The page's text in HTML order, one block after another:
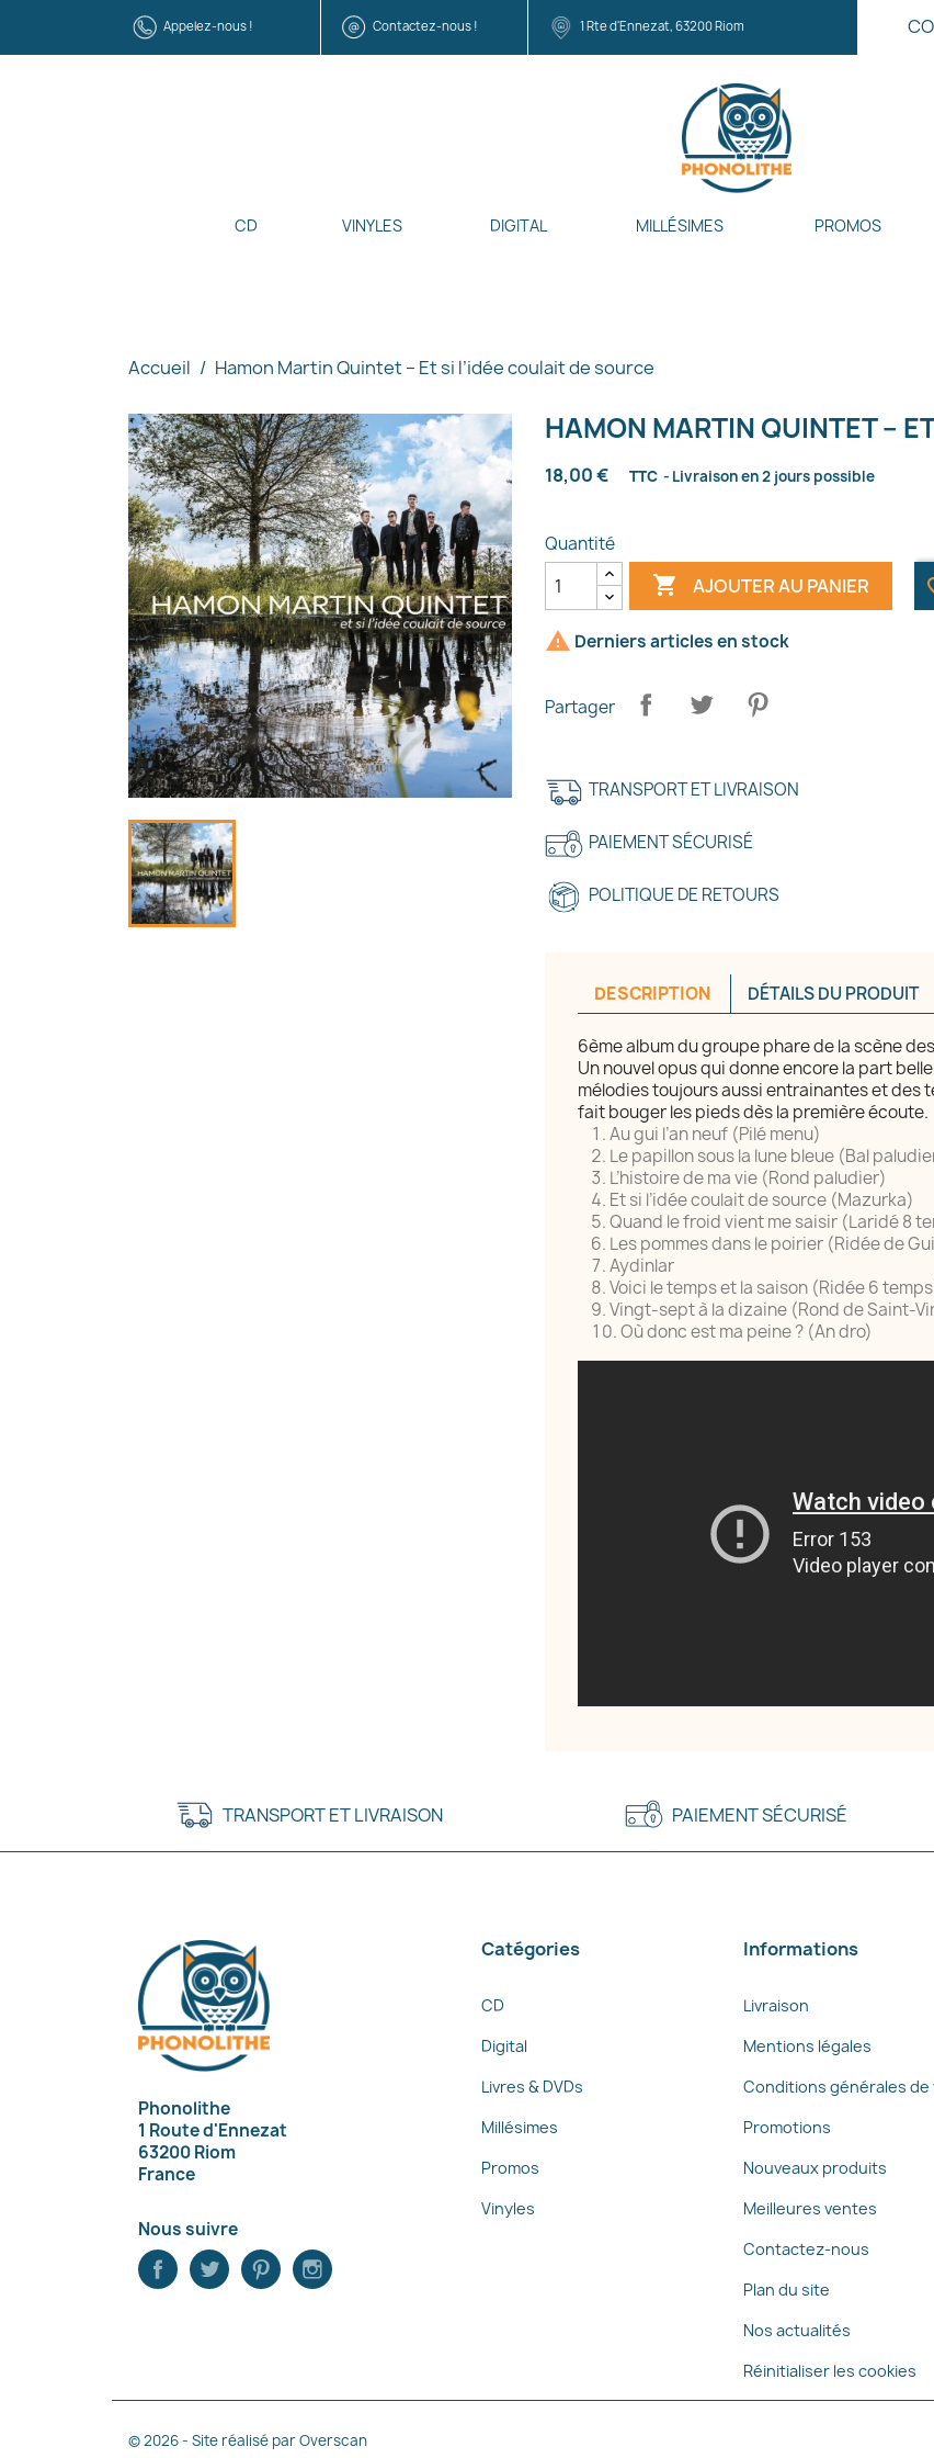
Appelez-nous ! Contactez-nous ! 1 Rte d'Ennezat, 63200 Riom
CD VINYLES DIGITAL MILLÉSIMES PROMOS
Accueil Hamon Martin Quintet – Et si l’idée coulait de source
HAMON MARTIN QUINTET –
18,00 € TTC Livraison en 2 jours possible
Quantité
 AJOUTER AU PANIER
 Derniers articles en stock
Partager
TRANSPORT ET LIVRAISON
PAIEMENT SÉCURISÉ
POLITIQUE DE RETOURS
DESCRIPTION DÉTAILS DU PRODUIT
6ème album du groupe phare de la scène
Un nouvel opus qui donne encore la part
mélodies toujours aussi entrainantes et des
fait bouger les pieds dès la première écoute.
Au gui l’an neuf (Pilé menu)
Le papillon sous la lune bleue (Bal
L’histoire de ma vie (Rond paludier)
Et si l’idée coulait de source (Mazurka)
Quand le froid vient me saisir (Laridé 8
Les pommes dans le poirier (Ridée de
Aydinlar
Voici le temps et la saison (Ridée 6
Vingt-sept à la dizaine (Rond de Saint-
Où donc est ma peine ? (An dro)
Créer une liste d'envies
Nom de la liste d'envies
Annuler Créer une liste
TRANSPORT ET LIVRAISON PAIEMENT SÉCURISÉ
Phonolithe
1 Route d'Ennezat
63200 Riom
France
Nous suivre
Catégories
CD
Digital
Livres & DVDs
Millésimes
Promos
Vinyles
Informations
Livraison
Mentions légales
Conditions générales de
Promotions
Nouveaux produits
Meilleures ventes
Contactez-nous
Plan du site
Nos actualités
Réinitialiser les cookies
© 2026 - Site réalisé par Overscan